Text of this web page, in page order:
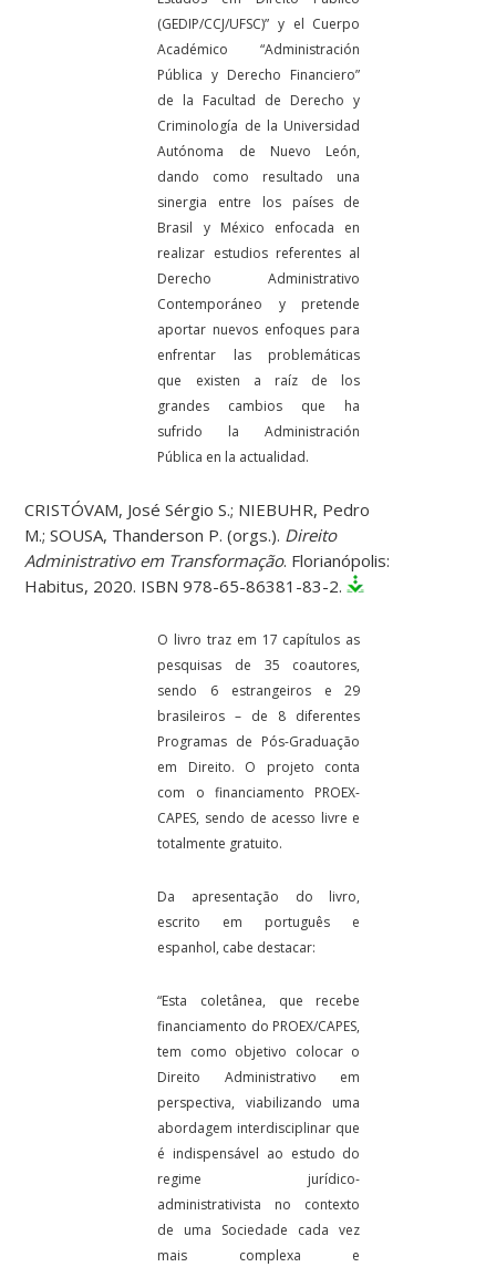
(GEDIP/CCJ/UFSC)” y el Cuerpo
Académico “Administración
Pública y Derecho Financiero”
de la Facultad de Derecho y
Criminología de la Universidad
Autónoma de Nuevo León,
dando como resultado una
sinergia entre los países de
Brasil y México enfocada en
realizar estudios referentes al
Derecho Administrativo
Contemporáneo y pretende
aportar nuevos enfoques para
enfrentar las problemáticas
que existen a raíz de los
grandes cambios que ha
sufrido la Administración
Pública en la actualidad.
CRISTÓVAM, José Sérgio S.; NIEBUHR, Pedro
M.; SOUSA, Thanderson P. (orgs.). Direito
Administrativo em Transformação. Florianópolis:
Habitus, 2020. ISBN 978-65-86381-83-2.
O livro traz em 17 capítulos as
pesquisas de 35 coautores,
sendo 6 estrangeiros e 29
brasileiros – de 8 diferentes
Programas de Pós-Graduação
em Direito. O projeto conta
com o financiamento PROEX-
CAPES, sendo de acesso livre e
totalmente gratuito.
Da apresentação do livro,
escrito em português e
espanhol, cabe destacar:
“Esta coletânea, que recebe
financiamento do PROEX/CAPES,
tem como objetivo colocar o
Direito Administrativo em
perspectiva, viabilizando uma
abordagem interdisciplinar que
é indispensável ao estudo do
regime jurídico-
administrativista no contexto
de uma Sociedade cada vez
mais complexa e